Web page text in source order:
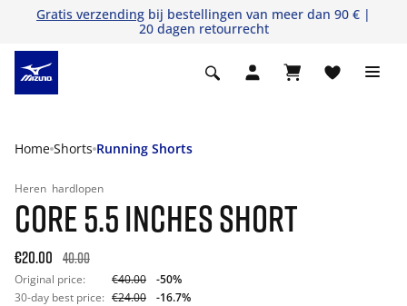
Gratis verzending bij bestellingen van meer dan 90 € |
20 dagen retourrecht
Home Shorts Running Shorts
Heren hardlopen
CORE 5.5 INCHES SHORT
€20.00 40.00
Original price: €40.00
-50%
30-day best price: €24.00
-16.7%